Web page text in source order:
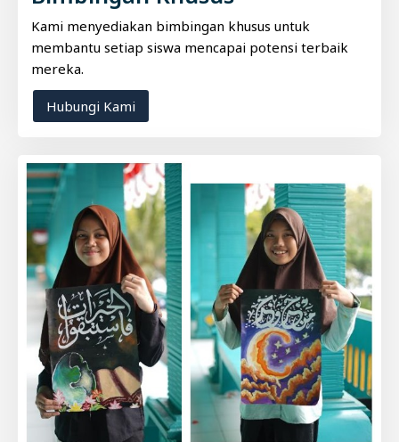
Kami menyediakan bimbingan khusus untuk
membantu setiap siswa mencapai potensi terbaik
mereka.
Hubungi Kami